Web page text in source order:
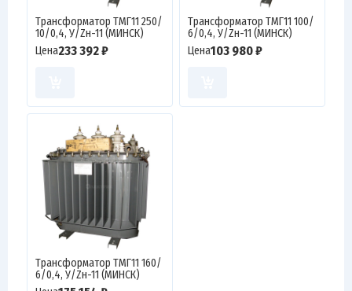
Трансформатор ТМГ11 250/
10/0,4, У/Zн-11 (МИНСК)
Цена233 392 ₽
Трансформатор ТМГ11 100/
6/0,4, У/Zн-11 (МИНСК)
Цена103 980 ₽
Трансформатор ТМГ11 160/
6/0,4, У/Zн-11 (МИНСК)